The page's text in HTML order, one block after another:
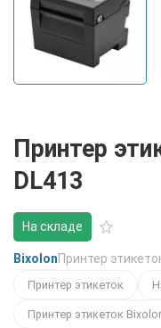
Принтер
DL413
На складе
BixolonПринтер
Принтер этикеток
Принтер этикеток